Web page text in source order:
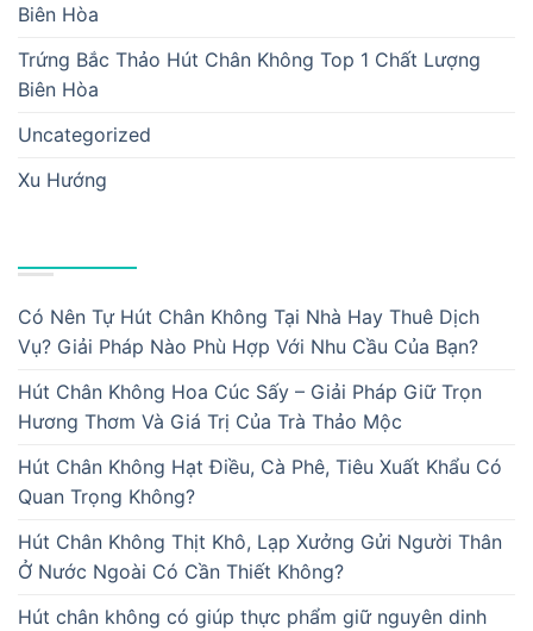
Biên Hòa
Trứng Bắc Thảo Hút Chân Không Top 1 Chất Lượng
Biên Hòa
Uncategorized
Xu Hướng
Có Nên Tự Hút Chân Không Tại Nhà Hay Thuê Dịch
Vụ? Giải Pháp Nào Phù Hợp Với Nhu Cầu Của Bạn?
Hút Chân Không Hoa Cúc Sấy – Giải Pháp Giữ Trọn
Hương Thơm Và Giá Trị Của Trà Thảo Mộc
Hút Chân Không Hạt Điều, Cà Phê, Tiêu Xuất Khẩu Có
Quan Trọng Không?
Hút Chân Không Thịt Khô, Lạp Xưởng Gửi Người Thân
Ở Nước Ngoài Có Cần Thiết Không?
Hút chân không có giúp thực phẩm giữ nguyên dinh